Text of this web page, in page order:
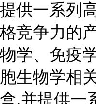
提供一系列
格竞争力的
物学、免疫
胞生物学相
盒,并提供一